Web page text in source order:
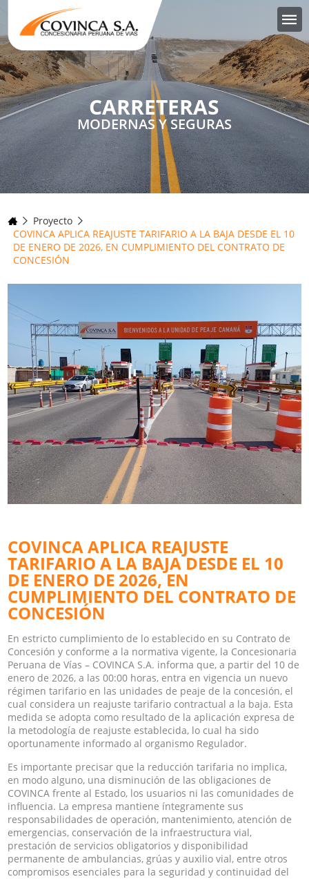
CARRETERAS
MODERNAS Y SEGURAS
Proyecto
COVINCA APLICA REAJUSTE TARIFARIO A LA BAJA DESDE EL 10
DE ENERO DE 2026, EN CUMPLIMIENTO DEL CONTRATO DE
CONCESIÓN
COVINCA APLICA REAJUSTE
TARIFARIO A LA BAJA DESDE EL 10
DE ENERO DE 2026, EN
CUMPLIMIENTO DEL CONTRATO DE
CONCESIÓN
En estricto cumplimiento de lo establecido en su Contrato de
Concesión y conforme a la normativa vigente, la Concesionaria
Peruana de Vías – COVINCA S.A. informa que, a partir del 10 de
enero de 2026, a las 00:00 horas, entra en vigencia un nuevo
régimen tarifario en las unidades de peaje de la concesión, el
cual considera un reajuste tarifario contractual a la baja. Esta
medida se adopta como resultado de la aplicación expresa de
la metodología de reajuste establecida, lo cual ha sido
oportunamente informado al organismo Regulador.
Es importante precisar que la reducción tarifaria no implica,
en modo alguno, una disminución de las obligaciones de
COVINCA frente al Estado, los usuarios ni las comunidades de
influencia. La empresa mantiene íntegramente sus
responsabilidades de operación, mantenimiento, atención de
emergencias, conservación de la infraestructura vial,
prestación de servicios obligatorios y disponibilidad
permanente de ambulancias, grúas y auxilio vial, entre otros
compromisos esenciales para la seguridad y continuidad del